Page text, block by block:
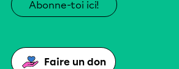
Abonne-toi ici!
Faire un don